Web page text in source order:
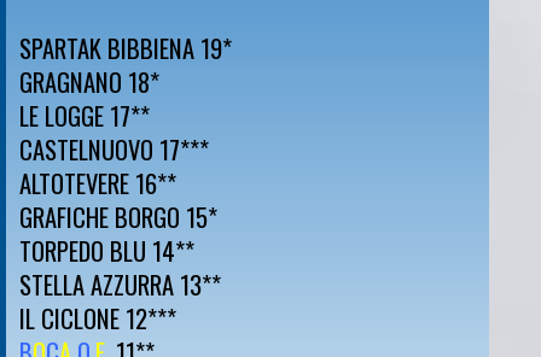
SPARTAK BIBBIENA 19*
GRAGNANO 18*
LE LOGGE 17**
CASTELNUOVO 17***
ALTOTEVERE 16**
GRAFICHE BORGO 15*
TORPEDO BLU 14**
STELLA AZZURRA 13**
IL CICLONE 12***